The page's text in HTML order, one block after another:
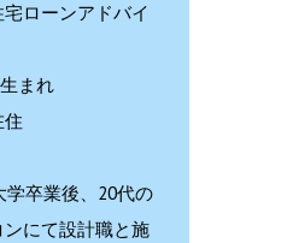
ローンアドバイ
まれ
学卒業後、20代の
にて設計職と施